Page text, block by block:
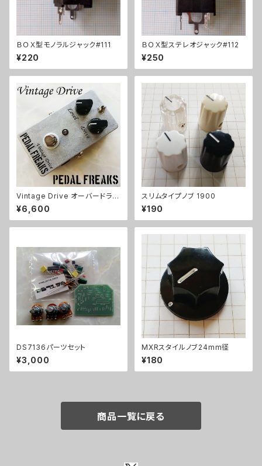
ＢＯＸ型モノラルジャック#111
¥220
ＢＯＸ型ステレオジャック#112
¥250
Vintage Drive オーバードライ
ブキット【PEDAL FREAKS】
¥6,600
スリムタイプノブ 1900
¥190
DS7136パーツセット
¥3,000
MXRスタイルノブ24mm径
¥180
商品一覧に戻る